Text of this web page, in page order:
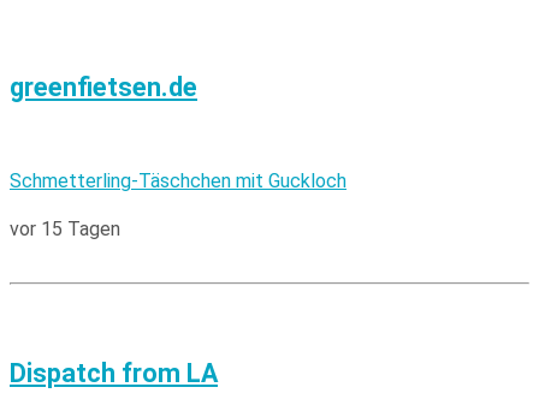
greenfietsen.de
Schmetterling-Täschchen mit Guckloch
vor 15 Tagen
Dispatch from LA